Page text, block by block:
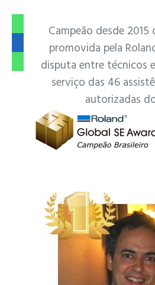
Campeão desde
promovida pela
disputa entre técnicos
serviço das 46
autorizadas